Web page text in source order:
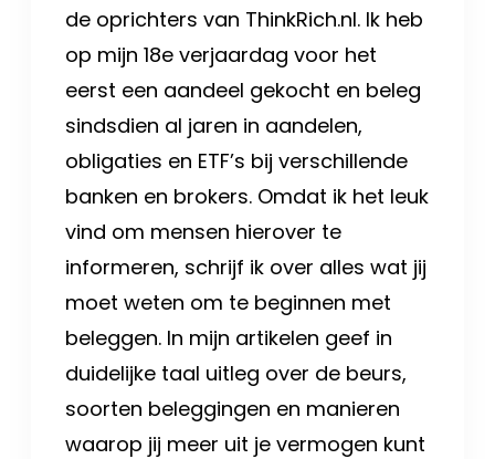
de oprichters van ThinkRich.nl. Ik heb
op mijn 18e verjaardag voor het
eerst een aandeel gekocht en beleg
sindsdien al jaren in aandelen,
obligaties en ETF’s bij verschillende
banken en brokers. Omdat ik het leuk
vind om mensen hierover te
informeren, schrijf ik over alles wat jij
moet weten om te beginnen met
beleggen. In mijn artikelen geef in
duidelijke taal uitleg over de beurs,
soorten beleggingen en manieren
waarop jij meer uit je vermogen kunt